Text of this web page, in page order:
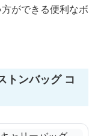
ができる便利なボ
トンバッグ コ